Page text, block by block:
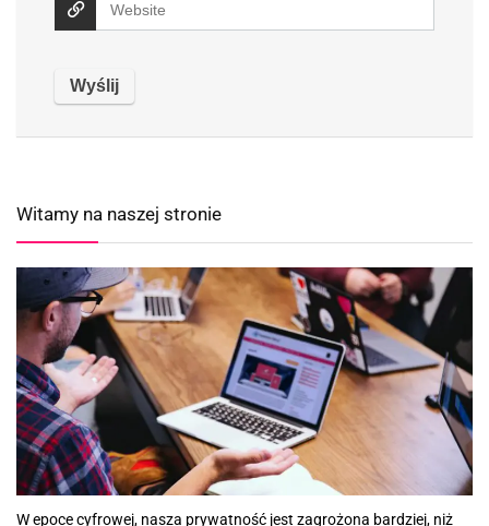
Witamy na naszej stronie
W epoce cyfrowej, nasza prywatność jest zagrożona bardziej, niż